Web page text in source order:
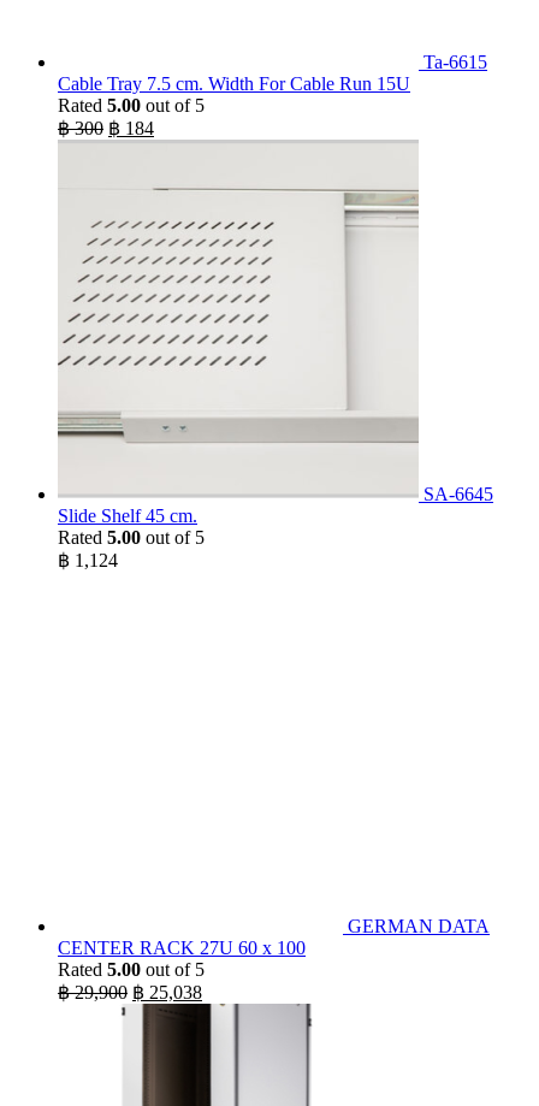
Ta-6615
Cable Tray 7.5 cm. Width For Cable Run 15U
Rated 5.00 out of 5
฿300 Original
฿ 300.
฿ 184Current
฿ 184.
SA-6645
Slide Shelf 45 cm.
Rated 5.00 out of 5
฿ 1,124
GERMAN DATA
CENTER RACK 27U 60 x 100
Rated 5.00 out of 5
฿29,900 Original
price
฿ 25,038Current
price